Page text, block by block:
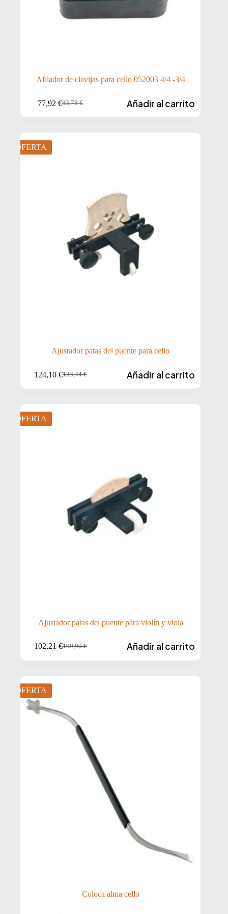
Afilador de clavijas para cello 052003 4/4 -3/4
83,78€
El
precio
77,92€El
precio
Añadir al carrito
OFERTA
Ajustador patas del puente para cello
133,44€
El
precio
124,10 €El
precio
Añadir al carrito
OFERTA
Ajustador patas del puente para violín y viola
109,90€
El
precio
102,21 €El
precio
Añadir al carrito
OFERTA
Coloca alma cello